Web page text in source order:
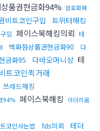
품권현금화94% 암호화폐
비트코인구입
트위터해킹
입 페이스북해킹의뢰 테
백화점상품권현금화90
다
금화95 다바오머니상 테
트코인퀵거래
쓰레드해킹
94% 페이스북해킹
이더리움
코인사는법 fds의뢰
테더